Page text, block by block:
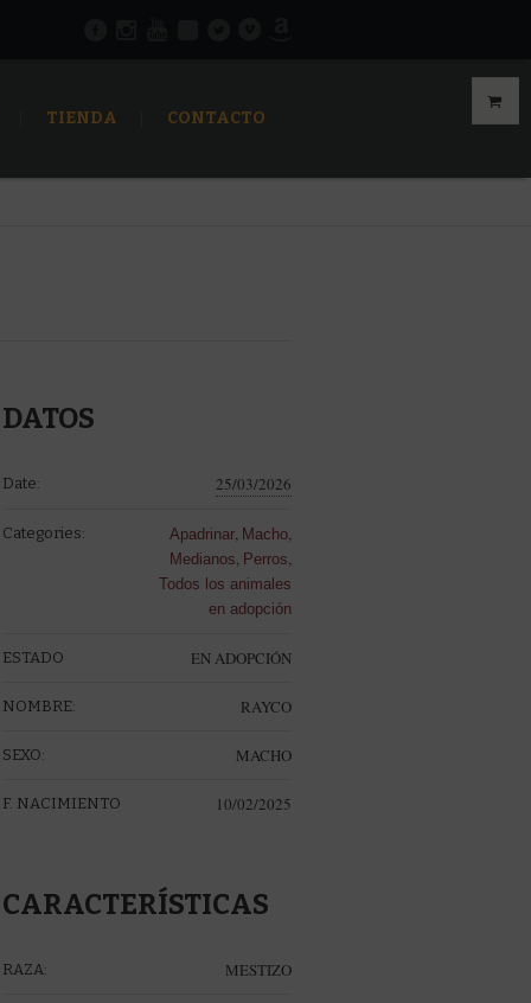
TIENDA CONTACTO
DATOS
Date: 25/03/2026
Categories: Apadrinar, Macho,
Medianos, Perros,
Todos los animales
en adopción
ESTADO EN ADOPCIÓN
NOMBRE: RAYCO
SEXO: MACHO
F. NACIMIENTO 10/02/2025
CARACTERÍSTICAS
RAZA: MESTIZO